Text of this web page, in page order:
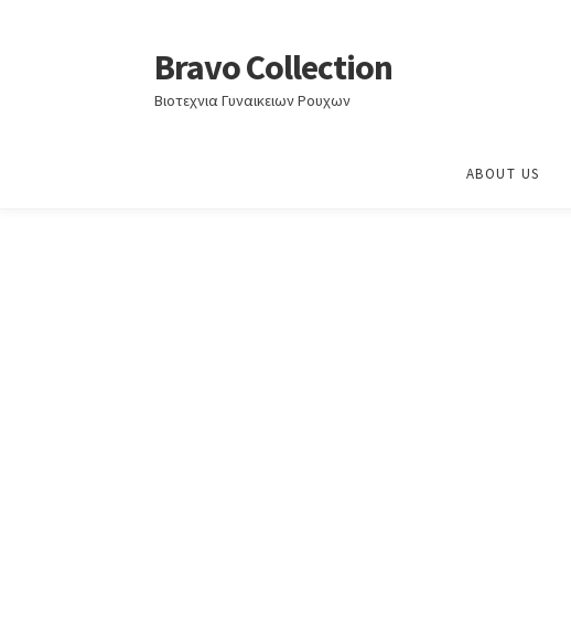
Skip
to
navigation
Skip
to
content
Bravo Collection
Βιοτεχνια Γυναικειων Ρουχων
ABOUT US